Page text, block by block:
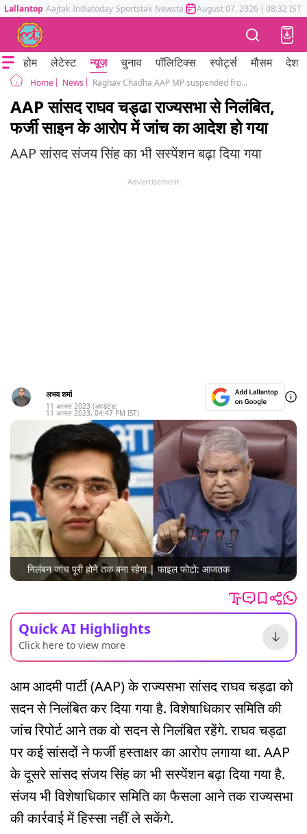
Lallantop Aajtak Indiatoday Sportstak Newstak Mumbai Tak Astrotak
August 07, 2026 | 08:32 IST
होम लेटेस्ट न्यूज़ चुनाव पॉलिटिक्स स्पोर्ट्स मौसम देश
Home News Raghav Chadha AAP MP suspended from Rajya Sabha, probe ordered into allegations of fake signature
AAP सांसद राघव चड्ढा राज्यसभा से निलंबित,
फर्जी साइन के आरोप में जांच का आदेश हो गया
AAP सांसद संजय सिंह का भी सस्पेंशन बढ़ा दिया गया
Advertisement
अभय शर्मा
11 अगस्त 2023 (अपडेटेड:
11 अगस्त 2023, 04:47 PM IST)
निलंबन जांच पूरी होने तक बना रहेगा | फाइल फोटो: आजतक
Quick AI Highlights
Click here to view more
आम आदमी पार्टी (AAP) के राज्यसभा सांसद राघव चड्ढा को
सदन से निलंबित कर दिया गया है. विशेषाधिकार समिति की
जांच रिपोर्ट आने तक वो सदन से निलंबित रहेंगे. राघव चड्ढा
पर कई सांसदों ने फर्जी हस्ताक्षर का आरोप लगाया था. AAP
के दूसरे सांसद संजय सिंह का भी सस्पेंशन बढ़ा दिया गया है.
संजय भी विशेषाधिकार समिति का फैसला आने तक राज्यसभा
की कार्रवाई में हिस्सा नहीं ले सकेंगे.